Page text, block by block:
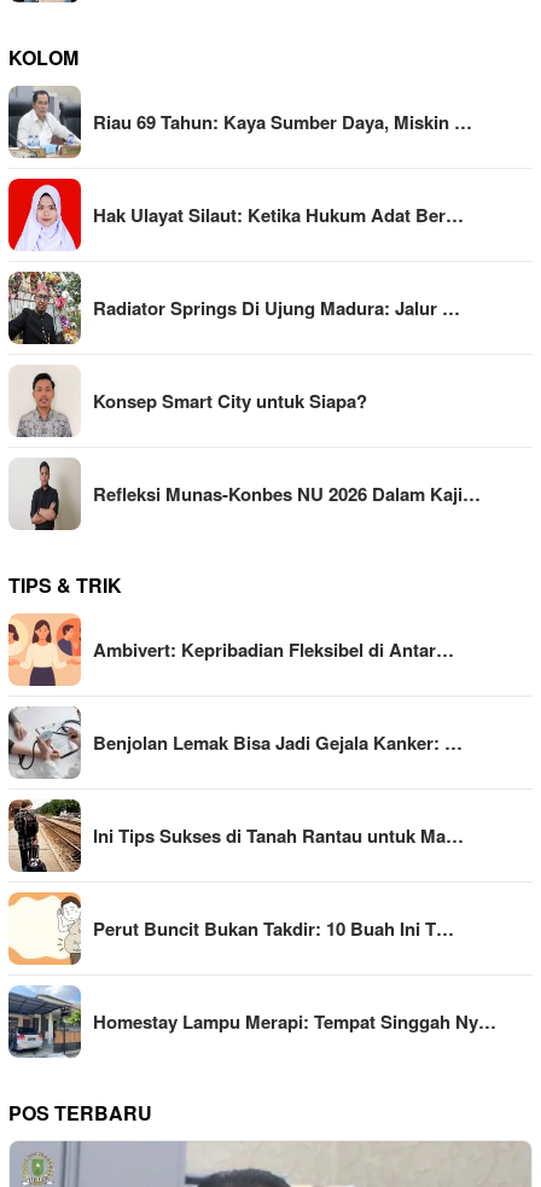
KOLOM
Riau 69 Tahun: Kaya Sumber Daya, Miskin …
Hak Ulayat Silaut: Ketika Hukum Adat Ber…
Radiator Springs Di Ujung Madura: Jalur …
Konsep Smart City untuk Siapa?
Refleksi Munas-Konbes NU 2026 Dalam Kaji…
TIPS & TRIK
Ambivert: Kepribadian Fleksibel di Antar…
Benjolan Lemak Bisa Jadi Gejala Kanker: …
Ini Tips Sukses di Tanah Rantau untuk Ma…
Perut Buncit Bukan Takdir: 10 Buah Ini T…
Homestay Lampu Merapi: Tempat Singgah Ny…
POS TERBARU